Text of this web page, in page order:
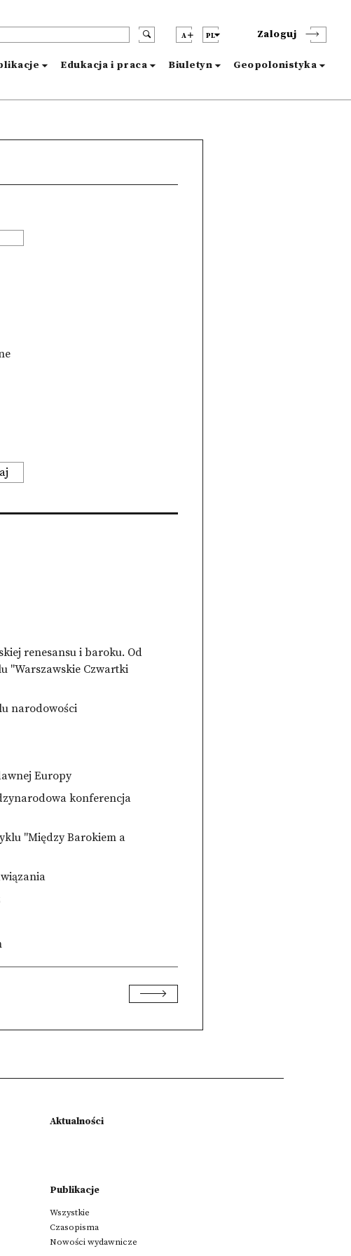
A PL Zaloguj
Edukacja i praca Biuletyn Geopolonistyka
renesansu i baroku. Od
"Warszawskie Czwartki
narodowości
Europy
konferencja
"Między Barokiem a
Aktualności
Publikacje
Wszystkie
Czasopisma
Nowości wydawnicze